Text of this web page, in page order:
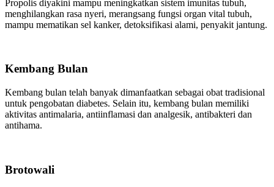
Propolis diyakini mampu meningkatkan sistem imunitas tubuh,
menghilangkan rasa nyeri, merangsang fungsi organ vital tubuh,
mampu mematikan sel kanker, detoksifikasi alami, penyakit jantung.
Kembang Bulan
Kembang bulan telah banyak dimanfaatkan sebagai obat tradisional
untuk pengobatan diabetes. Selain itu, kembang bulan memiliki
aktivitas antimalaria, antiinflamasi dan analgesik, antibakteri dan
antihama.
Brotowali